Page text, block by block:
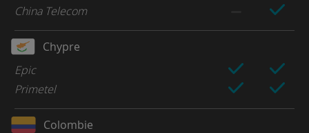
China Telecom
Chypre
Epic
Primetel
Colombie